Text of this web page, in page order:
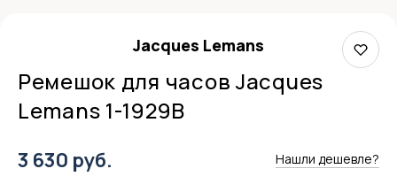
Jacques Lemans
Ремешок для часов Jacques
Lemans 1-1929B
3 630 руб. Нашли дешевле?